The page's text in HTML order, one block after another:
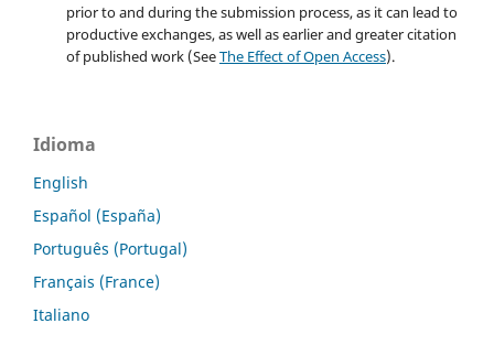
prior to and during the submission process, as it can lead to
productive exchanges, as well as earlier and greater citation
of published work (SeeThe Effect of Open Access).
Idioma
English
Español (España)
Português (Portugal)
Français (France)
Italiano